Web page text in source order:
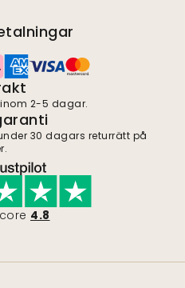
2-5 dagar.
30 dagars returrätt på
4.8